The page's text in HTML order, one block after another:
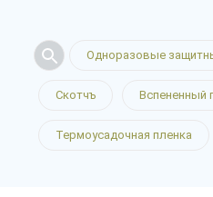
Одноразовые
Скотчъ Вспененный
Термоусадочная пленка